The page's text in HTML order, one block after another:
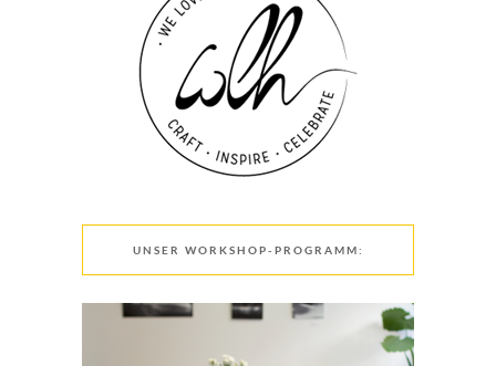
UNSER WORKSHOP-PROGRAMM: